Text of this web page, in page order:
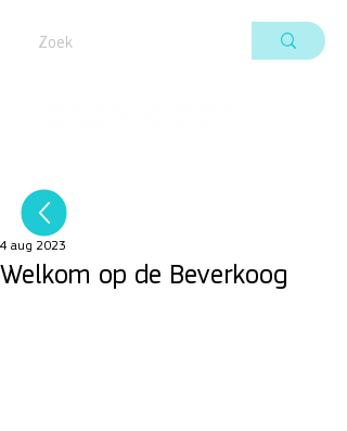
Welkom op de Beverkoog
4 aug 2023